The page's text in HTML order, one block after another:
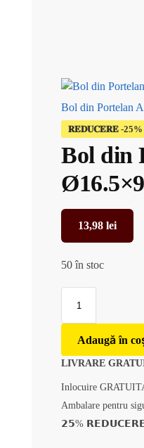
Bol din Portelan
𝐑𝐄𝐃𝐔𝐂𝐄𝐑𝐄
Bol din
13,98 lei
50 în stoc
Adaugă în
LIVRARE
Inlocuire
Ambalare pentru
𝟮𝟱%